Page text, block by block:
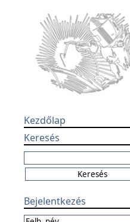
Kezdőlap
Keresés
Bejelentkezés